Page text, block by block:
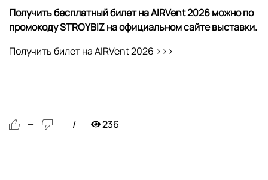
Получить бесплатный билет наAIRVent2026 можно по
промокодуSTROYBIZна официальном сайте выставки.
Получить билет на AIRVent 2026 >>>
— 236